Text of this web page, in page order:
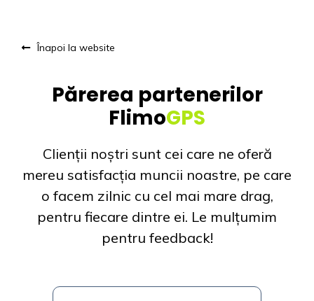
Înapoi la website
Părerea partenerilor
FlimoGPS
Clienții noștri sunt cei care ne oferă
mereu satisfacția muncii noastre, pe care
o facem zilnic cu cel mai mare drag,
pentru fiecare dintre ei. Le mulțumim
pentru feedback!